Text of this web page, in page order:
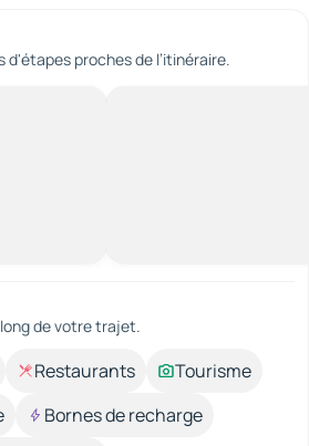
d'étapes proches de l’itinéraire.
de votre trajet.
Restaurants
Tourisme
Bornes de recharge